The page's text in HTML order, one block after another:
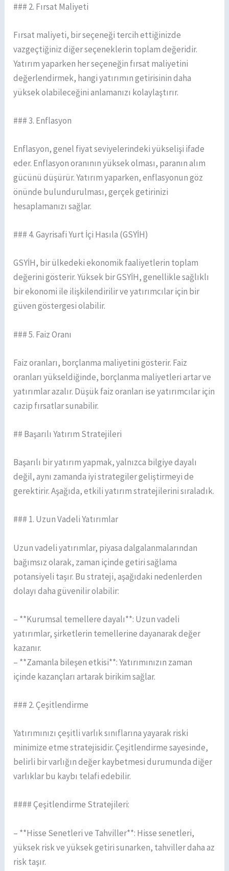
### 2. Fırsat Maliyeti
Fırsat maliyeti, bir seçeneği tercih ettiğinizde
vazgeçtiğiniz diğer seçeneklerin toplam değeridir.
Yatırım yaparken her seçeneğin fırsat maliyetini
değerlendirmek, hangi yatırımın getirisinin daha
yüksek olabileceğini anlamanızı kolaylaştırır.
### 3. Enflasyon
Enflasyon, genel fiyat seviyelerindeki yükselişi ifade
eder. Enflasyon oranının yüksek olması, paranın alım
gücünü düşürür. Yatırım yaparken, enflasyonun göz
önünde bulundurulması, gerçek getirinizi
hesaplamanızı sağlar.
### 4. Gayrisafi Yurt İçi Hasıla (GSYİH)
GSYİH, bir ülkedeki ekonomik faaliyetlerin toplam
değerini gösterir. Yüksek bir GSYİH, genellikle sağlıklı
bir ekonomi ile ilişkilendirilir ve yatırımcılar için bir
güven göstergesi olabilir.
### 5. Faiz Oranı
Faiz oranları, borçlanma maliyetini gösterir. Faiz
oranları yükseldiğinde, borçlanma maliyetleri artar ve
yatırımlar azalır. Düşük faiz oranları ise yatırımcılar için
cazip fırsatlar sunabilir.
## Başarılı Yatırım Stratejileri
Başarılı bir yatırım yapmak, yalnızca bilgiye dayalı
değil, aynı zamanda iyi strategiler geliştirmeyi de
gerektirir. Aşağıda, etkili yatırım stratejilerini sıraladık.
### 1. Uzun Vadeli Yatırımlar
Uzun vadeli yatırımlar, piyasa dalgalanmalarından
bağımsız olarak, zaman içinde getiri sağlama
potansiyeli taşır. Bu strateji, aşağıdaki nedenlerden
dolayı daha güvenilir olabilir:
– **Kurumsal temellere dayalı**: Uzun vadeli
yatırımlar, şirketlerin temellerine dayanarak değer
kazanır.
– **Zamanla bileşen etkisi**: Yatırımınızın zaman
içinde kazançları artarak birikim sağlar.
### 2. Çeşitlendirme
Yatırımınızı çeşitli varlık sınıflarına yayarak riski
minimize etme stratejisidir. Çeşitlendirme sayesinde,
belirli bir varlığın değer kaybetmesi durumunda diğer
varlıklar bu kaybı telafi edebilir.
#### Çeşitlendirme Stratejileri:
– **Hisse Senetleri ve Tahviller**: Hisse senetleri,
yüksek risk ve yüksek getiri sunarken, tahviller daha az
risk taşır.